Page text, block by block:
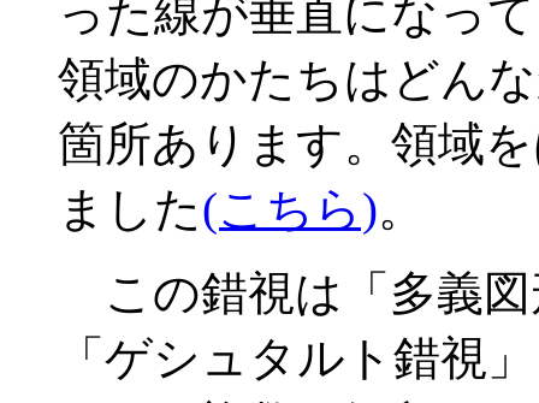
った線が垂直になっ
領域のかたちはどん
箇所あります。領域
ました(こちら)。
この錯視は「多義図
「ゲシュタルト錯視